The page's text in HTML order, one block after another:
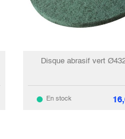
Disque abrasif vert
En stock